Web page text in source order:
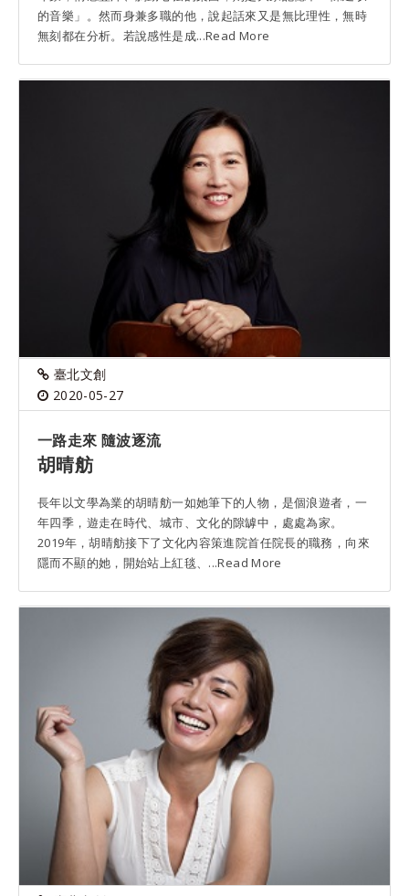
的音樂」。然而身兼多職的他，說起話來又是無比理性，無時
無刻都在分析。若說感性是成...Read More
臺北文創
2020-05-27
一路走來 隨波逐流
胡晴舫
長年以文學為業的胡晴舫一如她筆下的人物，是個浪遊者，一
年四季，遊走在時代、城市、文化的隙罅中，處處為家。
2019年，胡晴舫接下了文化內容策進院首任院長的職務，向來
隱而不顯的她，開始站上紅毯、...Read More